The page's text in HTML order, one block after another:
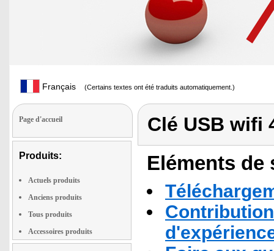
Français (Certains textes ont été traduits automatiquement.)
Page d'accueil
Produits:
Actuels produits
Anciens produits
Tous produits
Accessoires produits
Clé USB wifi
Eléments